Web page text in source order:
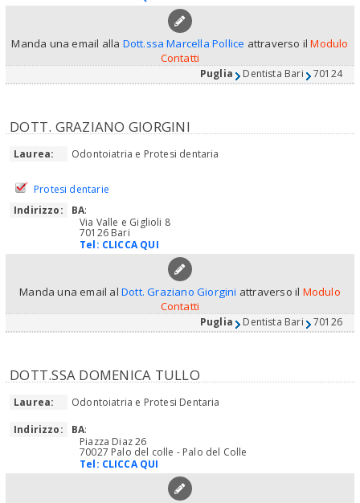
Manda una email alla Dott.ssa Marcella Pollice attraverso ilModulo
Contatti
Puglia Dentista Bari 70124
DOTT. GRAZIANO GIORGINI
Laurea: Odontoiatria e Protesi dentaria
Protesi dentarie
Indirizzo:
BA:
Via Valle e Giglioli 8
70126 Bari
Tel: CLICCA QUI
Manda una email al Dott. Graziano Giorgini attraverso il Modulo
Contatti
Puglia Dentista Bari 70126
DOTT.SSA DOMENICA TULLO
Laurea:
Odontoiatria e Protesi Dentaria
Indirizzo:
BA:
Piazza Diaz 26
70027 Palo del colle - Palo del Colle
Tel: CLICCA QUI